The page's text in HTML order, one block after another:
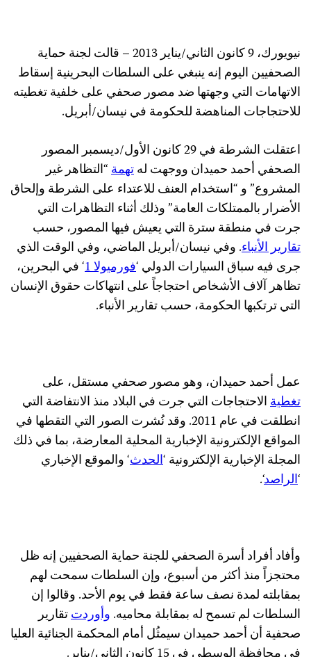
نيويورك، 9 كانون الثاني/يناير 2013 – قالت لجنة حماية
الصحفيين اليوم إنه ينبغي على السلطات البحرينية إسقاط
الاتهامات التي وجهتها ضد مصور صحفي على خلفية تغطيته
للاحتجاجات المناهضة للحكومة في نيسان/أبريل.
اعتقلت الشرطة في 29 كانون الأول/ديسمبر المصور
الصحفي أحمد حميدان ووجهت لهتهمة“التظاهر غير
المشروع” و “استخدام العنف للاعتداء على الشرطة وإلحاق
الأضرار بالممتلكات العامة” وذلك أثناء التظاهرات التي
جرت في منطقة سترة التي يعيش فيها المصور، حسب
تقارير الأنباء. وفي نيسان/أبريل الماضي، وفي الوقت الذي
جرى فيه سباق السيارات الدولي ‘فورميولا 1 ‘ في البحرين،
تظاهر آلاف الأشخاص احتجاجاً على انتهاكات حقوق الإنسان
التي ترتكبها الحكومة، حسب تقارير الأنباء.
عمل أحمد حميدان، وهو مصور صحفي مستقل، على
تغطيةالاحتجاجات التي جرت في البلاد منذ الانتفاضة التي
انطلقت في عام 2011. وقد نُشرت الصور التي التقطها في
المواقع الإلكترونية الإخبارية المحلية المعارضة، بما في ذلك
المجلة الإخبارية الإلكترونية ‘الحدث‘ والموقع الإخباري
‘الراصد‘.
وأفاد أفراد أسرة الصحفي للجنة حماية الصحفيين إنه ظل
محتجزاً منذ أكثر من أسبوع، وإن السلطات سمحت لهم
بمقابلته لمدة نصف ساعة فقط في يوم الأحد. وقالوا إن
السلطات لم تسمح له بمقابلة محاميه. وأوردتتقارير
صحفية أن أحمد حميدان سيمثُل أمام المحكمة الجنائية العليا